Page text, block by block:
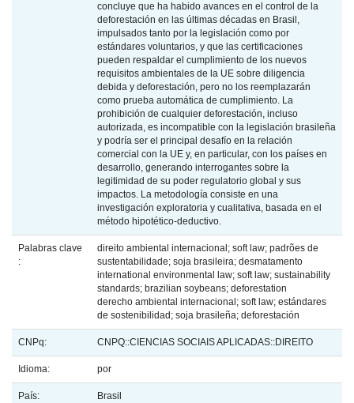
concluye que ha habido avances en el control de la
deforestación en las últimas décadas en Brasil,
impulsados tanto por la legislación como por
estándares voluntarios, y que las certificaciones
pueden respaldar el cumplimiento de los nuevos
requisitos ambientales de la UE sobre diligencia
debida y deforestación, pero no los reemplazarán
como prueba automática de cumplimiento. La
prohibición de cualquier deforestación, incluso
autorizada, es incompatible con la legislación brasileña
y podría ser el principal desafío en la relación
comercial con la UE y, en particular, con los países en
desarrollo, generando interrogantes sobre la
legitimidad de su poder regulatorio global y sus
impactos. La metodología consiste en una
investigación exploratoria y cualitativa, basada en el
método hipotético-deductivo.
Palabras clave
:
direito ambiental internacional; soft law; padrões de
sustentabilidade; soja brasileira; desmatamento
international environmental law; soft law; sustainability
standards; brazilian soybeans; deforestation
derecho ambiental internacional; soft law; estándares
de sostenibilidad; soja brasileña; deforestación
CNPq: CNPQ::CIENCIAS SOCIAIS APLICADAS::DIREITO
Idioma: por
País: Brasil